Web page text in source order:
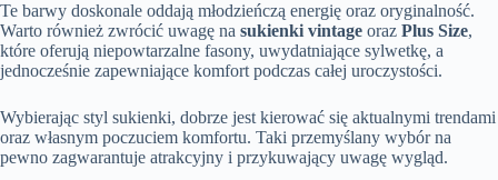
Te barwy doskonale oddają młodzieńczą energię oraz oryginalność.
Warto również zwrócić uwagę na sukienki vintage oraz Plus Size,
które oferują niepowtarzalne fasony, uwydatniające sylwetkę, a
jednocześnie zapewniające komfort podczas całej uroczystości.
Wybierając styl sukienki, dobrze jest kierować się aktualnymi trendami
oraz własnym poczuciem komfortu. Taki przemyślany wybór na
pewno zagwarantuje atrakcyjny i przykuwający uwagę wygląd.